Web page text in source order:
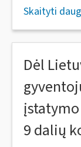
Skaityti
Dėl
9 dalių